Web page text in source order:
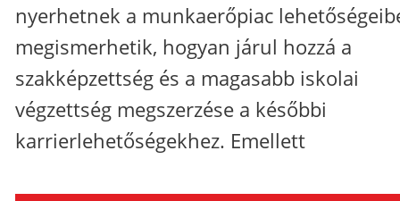
nyerhetnek a munkaerőpiac
megismerhetik, hogyan járul hozzá a
szakképzettség és a magasabb iskolai
végzettség megszerzése a későbbi
karrierlehetőségekhez. Emellett